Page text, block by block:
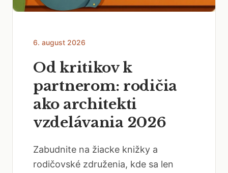
6. august 2026
Od kritikov k
partnerom: rodičia
ako architekti
vzdelávania 2026
Zabudnite na žiacke knižky a
rodičovské združenia, kde sa len